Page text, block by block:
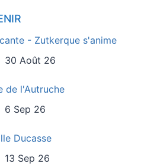
- Zutkerque s'anime
30 Août 26
de l'Autruche
6 Sep 26
Ducasse
13 Sep 26